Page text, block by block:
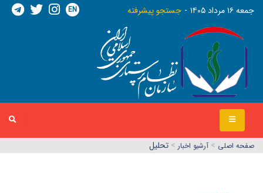
جمعه ١٦ مرداد ١٤٠٥ جستجو پیشرفته EN
صفحه اصلي > آرشیو اخبار > تحلیل